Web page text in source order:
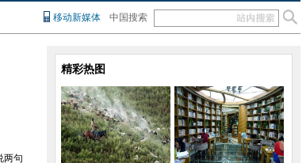
移动新媒体 中国搜索
两句
精彩热图